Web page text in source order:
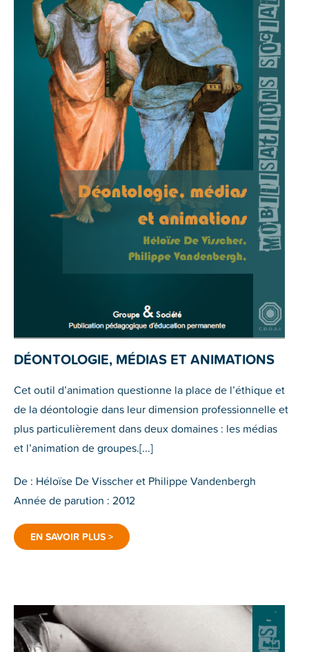
DÉONTOLOGIE, MÉDIAS ET ANIMATIONS
Cet outil d’animation questionne la place de l’éthique et
de la déontologie dans leur dimension professionnelle et
plus particulièrement dans deux domaines : les médias
et l’animation de groupes.[...]
De : Héloïse De Visscher et Philippe Vandenbergh
Année de parution : 2012
EN SAVOIR PLUS >